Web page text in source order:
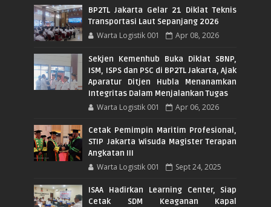
BP2TL Jakarta Gelar 21 Diklat Teknis
Transportasi Laut Sepanjang 2026
Warta Logistik 001 Apr 08, 2026
Sekjen Kemenhub Buka Diklat SBNP,
ISM, ISPS dan PSC di BP2TL Jakarta, Ajak
Aparatur Ditjen Hubla Menanamkan
Integritas Dalam Menjalankan Tugas
Warta Logistik 001 Apr 06, 2026
Cetak Pemimpin Maritim Profesional,
STIP Jakarta Wisuda Magister Terapan
Angkatan III
Warta Logistik 001 Sept 24, 2025
ISAA Hadirkan Learning Center, Siap
Cetak SDM Keaganan Kapal